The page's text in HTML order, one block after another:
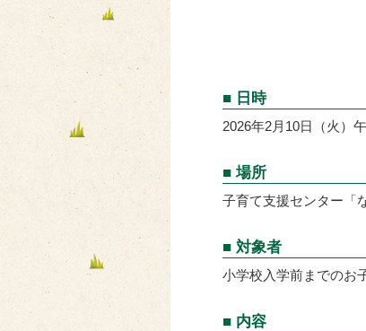
■ 日時
2026年2月10日（火）
■ 場所
子育て支援センター「
■ 対象者
小学校入学前までのお
■ 内容